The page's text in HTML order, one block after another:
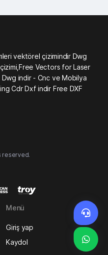
vektörel çizimindir Dwg
Vectors for Laser
indir - Cnc ve Mobilya
Cdr Dxf indir Free DXF
reserved.
Menü
Giriş yap
Kaydol